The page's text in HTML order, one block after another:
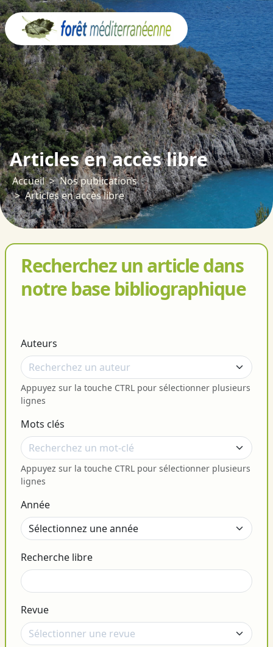
Articles en accès libre
Accueil
Nos publications
Articles en accès libre
Recherchez un article dans
notre base bibliographique
Auteurs
Appuyez sur la touche CTRL pour sélectionner plusieurs
lignes
Mots clés
Appuyez sur la touche CTRL pour sélectionner plusieurs
lignes
Année
Recherche libre
Revue
Panneau de gestion des cookies